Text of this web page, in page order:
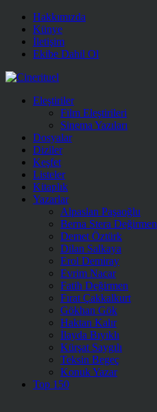
Hakkımızda
Künye
İletişim
Ekibe Dahil Ol
Eleştiriler
Film Eleştirileri
Sinema Yazıları
Dosyalar
Diziler
Keşfet
Listeler
Kitaplık
Yazarlar
Alpaslan Paşaoğlu
Berna Stera Değirmen
Demet Öztürk
Dilan Salkaya
Erol Demiray
Evrim Nacar
Fatih Değirmen
Fırat Çakkalkurt
Gökhan Gök
Haktan Kalır
İlayda Bıyıklı
Kürşat Saygılı
Teksin Begeç
Konuk Yazar
Top 150